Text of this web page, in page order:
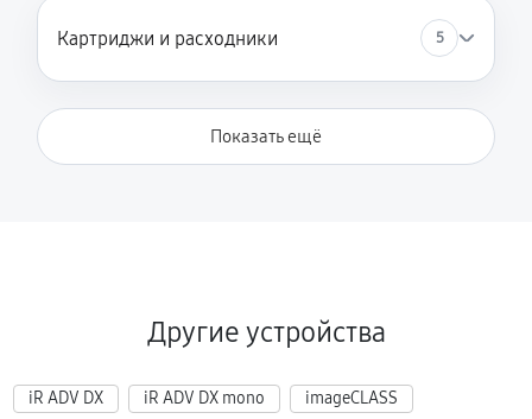
Картриджи и расходники 5
Показать ещё
Другие устройства
iR ADV DX iR ADV DX mono imageCLASS